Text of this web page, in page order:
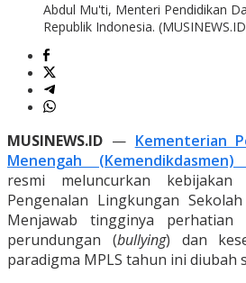
Abdul Mu'ti, Menteri Pendidikan
Republik Indonesia.
MUSINEWS.ID — Kementerian
Menengah
resmi meluncurkan
Pengenalan Lingkungan
Menjawab tingginya
perundungan (bullying) dan
paradigma MPLS tahun ini diubah